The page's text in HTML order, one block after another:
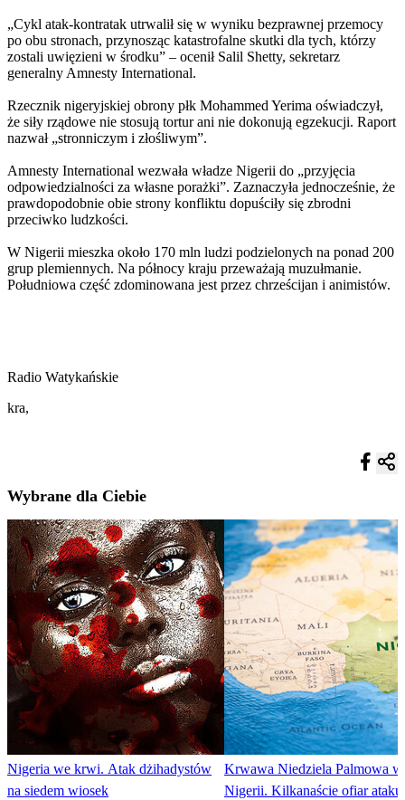
„Cykl atak-kontratak utrwalił się w wyniku bezprawnej przemocy
po obu stronach, przynosząc katastrofalne skutki dla tych, którzy
zostali uwięzieni w środku” – ocenił Salil Shetty, sekretarz
generalny Amnesty International.
Rzecznik nigeryjskiej obrony płk Mohammed Yerima oświadczył,
że siły rządowe nie stosują tortur ani nie dokonują egzekucji. Raport
nazwał „stronniczym i złośliwym”.
Amnesty International wezwała władze Nigerii do „przyjęcia
odpowiedzialności za własne porażki”. Zaznaczyła jednocześnie, że
prawdopodobnie obie strony konfliktu dopuściły się zbrodni
przeciwko ludzkości.
W Nigerii mieszka około 170 mln ludzi podzielonych na ponad 200
grup plemiennych. Na północy kraju przeważają muzułmanie.
Południowa część zdominowana jest przez chrześcijan i animistów.
Radio Watykańskie
kra,
Wybrane dla Ciebie
Nigeria we krwi. Atak dżihadystów
na siedem wiosek
Krwawa Niedziela Palmowa w
Nigerii. Kilkanaście ofiar ataku